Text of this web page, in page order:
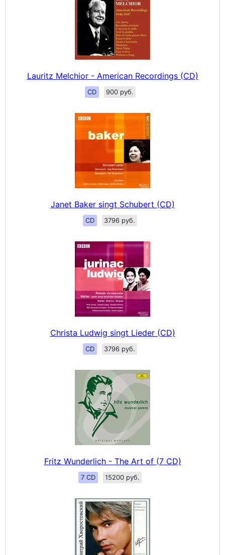
Lauritz Melchior - American Recordings (CD)
CD 900 руб.
Janet Baker singt Schubert (CD)
CD 3796 руб.
Christa Ludwig singt Lieder (CD)
CD 3796 руб.
Fritz Wunderlich - The Art of (7 CD)
7 CD 15200 руб.